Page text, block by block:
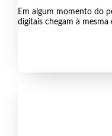
Em algum momento do
digitais chegam à mesma